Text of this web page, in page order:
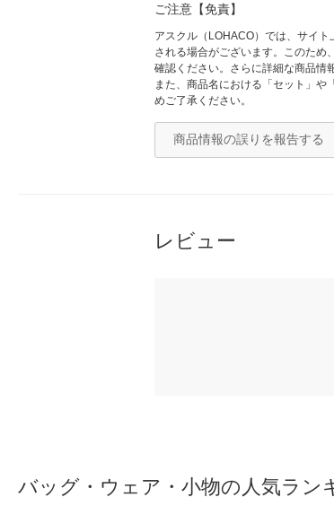
ご注意【免責】
アスクル（LOHACO）では、サイ
される場合がございます。このため
確認ください。さらに詳細な商品情
また、商品名における「セット」や
めご了承ください。
商品情報の誤りを報告する
レビュー
バッグ・ウェア・小物の人気ラン